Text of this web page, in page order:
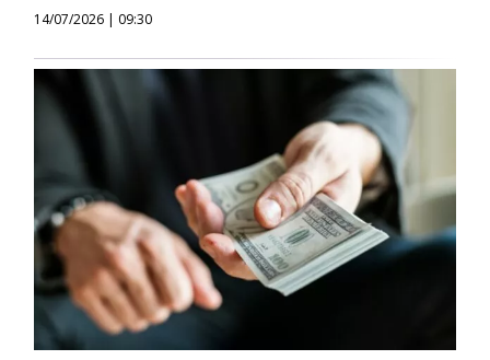
14/07/2026 | 09:30